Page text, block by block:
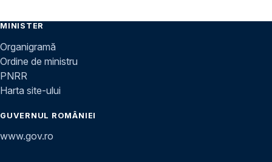
MINISTER
Organigramă
Ordine de ministru
PNRR
Harta site-ului
GUVERNUL ROMÂNIEI
www.gov.ro